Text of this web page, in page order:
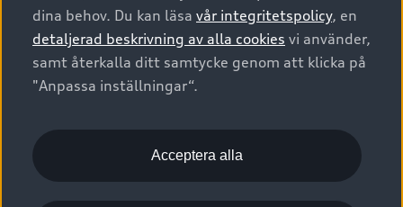
Audi exclusive
Provkörning
Digitala manualer för din Audi
Audi Collection – livsstilsartiklar
Vanliga frågor
2G/3G nätet stängs ned - Hur påverkas min bil av detta?
Audi Återförsäljare/-serviceverkstad
myAudi
Pressmeddelanden
Nyhetsbrev
Vårt hållbarhetsarbete
Lediga tjänster huvudkontor
© 2026 AUDI SVERIGE. All Rights Reserved.
Utgivare Juridiskt
Juridiskt Audi AG
Juridiskt Audi Digital Giveaway
Anpassa inställningar för cookies
Visselblåsarkanaler
dina behov. Du kan läsa vår integritetspolicy, en
detaljerad beskrivning av alla cookies vi använder,
samt återkalla ditt samtycke genom att klicka på
"Anpassa inställningar“.
Acceptera alla